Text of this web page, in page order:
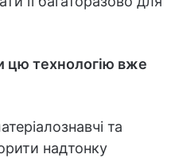
цю технологію вже
та
надтонку